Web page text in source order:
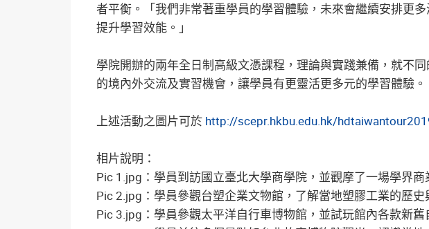
者平衡。「我們非常著重學員的學習體驗，未來會繼續安排更
提升學習效能。」
學院開辦的兩年全日制高級文憑課程，理論與實踐兼備，就不
的境內外交流及實習機會，讓學員有更靈活更多元的學習體驗。
上述活動之圖片可於 http://scepr.hkbu.edu.hk/
相片說明：
Pic 1.jpg：學員到訪國立臺北大學商學院，並觀摩了一場學界商
Pic 2.jpg：學員參觀台塑企業文物館，了解當地塑膠工業的歷史
Pic 3.jpg：學員參觀太平洋自行車博物館，並試玩館內各款新舊